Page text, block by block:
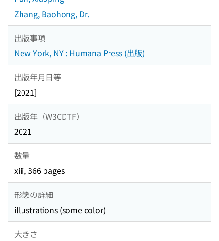
Zhang, Baohong, Dr.
出版事項
New York, NY : Humana Press (出版)
出版年月日等
[2021]
出版年（W3CDTF）
2021
数量
xiii, 366 pages
形態の詳細
illustrations (some color)
大きさ